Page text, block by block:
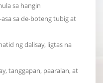
sa hangin
sa de-boteng tubig at
ng dalisay, ligtas na
tanggapan, paaralan, at